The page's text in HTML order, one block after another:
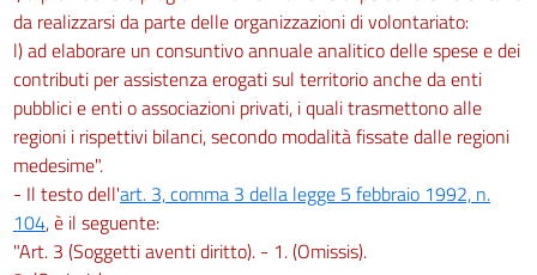
da realizzarsi da parte delle organizzazioni di volontariato:
l) ad elaborare un consuntivo annuale analitico delle spese e dei
contributi per assistenza erogati sul territorio anche da enti
pubblici e enti o associazioni privati, i quali trasmettono alle
regioni i rispettivi bilanci, secondo modalità fissate dalle regioni
medesime".
- Il testo dell'art. 3, comma 3 della legge 5 febbraio 1992, n.
104, è il seguente:
"Art. 3 (Soggetti aventi diritto). - 1. (Omissis).